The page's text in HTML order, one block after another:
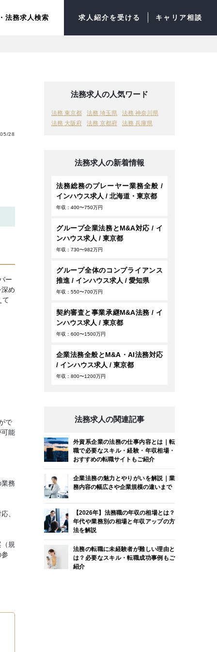
法務求人検索 求人紹介を受ける キャリア相談
28
ー
め
て
で
可能
務
、
規
法務求人の人気ワード
法務 東京都 法務 埼玉県
法務 神奈川県
法務 大阪府
法務 京都府 法務 兵庫県
法務求人の新着情報
法務総務のプレーヤー業務全般 /
インハウス求人 / 北海道・東京都
年収：400〜750万円
グループ企業法務とM&A対応 / イ
ンハウス求人 / 東京都
年収：730〜982万円
グループ全体のコンプライアンス
推進 / インハウス求人 / 愛知県
年収：550〜700万円
契約審査と事業承継M&A法務 / イ
ンハウス求人 / 東京都
年収：600〜1500万円
企業法務全般とM&A・AI法務対応
/ インハウス求人 / 東京都
年収：800〜1200万円
法務求人の関連記事
外資系企業の法務の仕事内容とは｜転
職で必要なスキル・経験・年収相場・
おすすめの転職サイトもご紹介
企業法務の魅力とやりがいを解説｜業
務内容の幅広さや企業規模の違いまで
【2026年】法務職の年収の相場とは？
年代や業務別の相場と年収アップの方
法を解説
法務の転職に未経験者が難しい理由と
は？必要なスキル・転職成功事例もご
紹介